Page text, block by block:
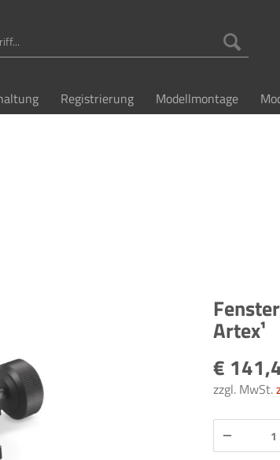
Registrierung Modellmontage
Artex¹
€
zzgl. MwSt.